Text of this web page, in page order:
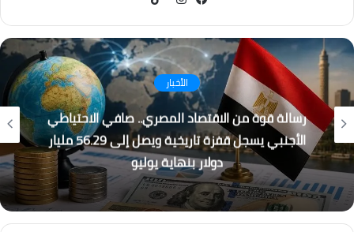
كُتاب
القطار الكهربائي السريع… بين الجدل والفرصة